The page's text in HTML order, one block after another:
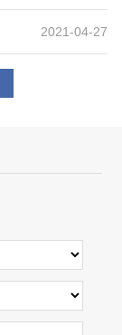
2021-04-27